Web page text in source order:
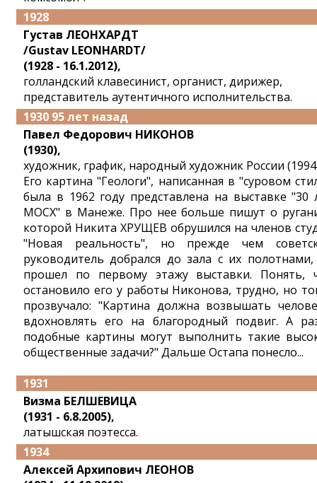
1928
Густав ЛЕОНХАРДТ
/Gustav LEONHARDT/
(1928 - 16.1.2012),
голландский клавесинист, органист, дирижер,
представитель аутентичного исполнительства.
1930 95 лет назад
Павел Федорович НИКОНОВ
(1930),
художник, график, народный художник России
Его картина "Геологи", написанная в "суровом
была в 1962 году представлена на выставке "30
МОСХ" в Манеже. Про нее больше пишут о
которой Никита ХРУЩЕВ обрушился на членов
"Новая реальность", но прежде чем
руководитель добрался до зала с их
прошел по первому этажу выставки. Понять,
остановило его у работы Никонова, трудно, но
прозвучало: "Картина должна возвышать
вдохновлять его на благородный подвиг. А
подобные картины могут выполнить такие
общественные задачи?" Дальше Остапа понесло...
1931
Визма БЕЛШЕВИЦА
(1931 - 6.8.2005),
латышская поэтесса.
1934
Алексей Архипович ЛЕОНОВ